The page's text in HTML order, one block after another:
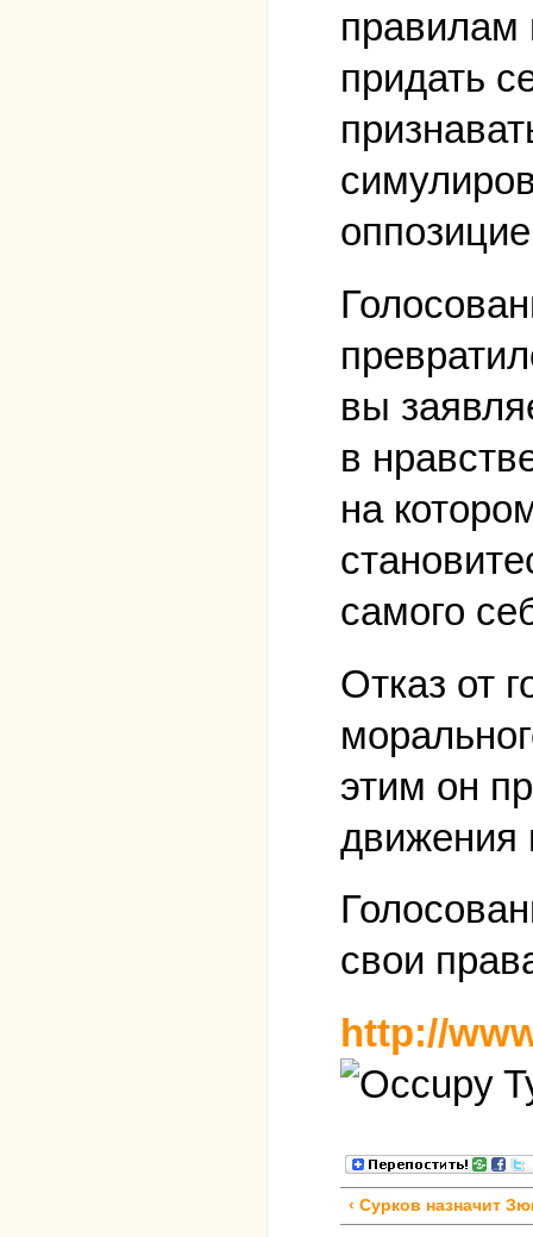
правилам
придать
вы
в
на
самого
Отказ от
этим он
движения
свои
http://
‹ Сурков назначит